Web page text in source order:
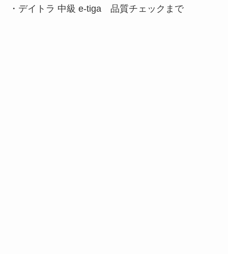
・デイトラ 中級 e-tiga 品質チェックまで